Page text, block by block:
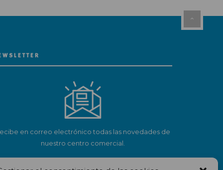
en correo electrónico todas las novedades de
nuestro centro comercial.